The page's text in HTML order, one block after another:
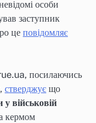
особи
заступник
це повідомляє
посилаючись
стверджує що
військовій
кермом